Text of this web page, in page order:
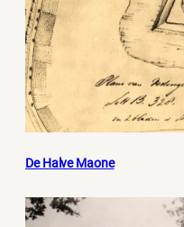
De Halve Maone